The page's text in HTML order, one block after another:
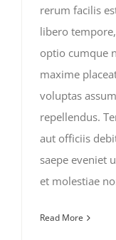
rerum facilis
libero
optio cumque
maxime
voluptas
repellendus.
aut officiis
saepe eveniet
et molestiae
Read More